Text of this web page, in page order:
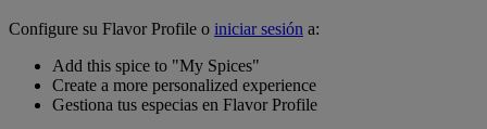
Configure su Flavor Profile o iniciar sesión a:
Add this spice to "My Spices"
Create a more personalized experience
Gestiona tus especias en Flavor Profile